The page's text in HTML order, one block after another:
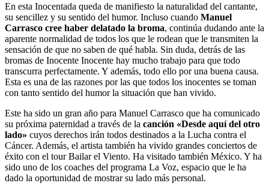
En esta Inocentada queda de manifiesto la naturalidad del cantante,
su sencillez y su sentido del humor. Incluso cuando Manuel
Carrasco cree haber delatado la broma, continúa dudando ante la
aparente normalidad de todos los que le rodean que le transmiten la
sensación de que no saben de qué habla. Sin duda, detrás de las
bromas de Inocente Inocente hay mucho trabajo para que todo
transcurra perfectamente. Y además, todo ello por una buena causa.
Esta es una de las razones por las que todos los inocentes se toman
con tanto sentido del humor la situación que han vivido.
Este ha sido un gran año para Manuel Carrasco que ha comunicado
su próxima paternidad a través de la canción «Desde aquí del otro
lado» cuyos derechos irán todos destinados a la Lucha contra el
Cáncer. Además, el artista también ha vivido grandes conciertos de
éxito con el tour Bailar el Viento. Ha visitado también México. Y ha
sido uno de los coaches del programa La Voz, espacio que le ha
dado la oportunidad de mostrar su lado más personal.